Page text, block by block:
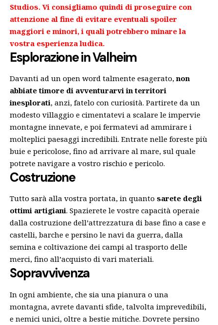
Studios. Vi consigliamo quindi di proseguire con
attenzione al fine di evitare eventuali spoiler
maggiori e minori, i quali potrebbero minare la
vostra esperienza ludica.
Esplorazione in Valheim
Davanti ad un open word talmente esagerato,non
abbiate timore di avventurarvi in territori
inesplorati, anzi, fatelo con curiosità. Partirete da un
modesto villaggio e cimentatevi a scalare le impervie
montagne innevate, e poi fermatevi ad ammirare i
molteplici paesaggi incredibili. Entrate nelle foreste più
buie e pericolose, fino ad arrivare al mare, sul quale
potrete navigare a vostro rischio e pericolo.
Costruzione
Tutto sarà alla vostra portata, in quanto sarete degli
ottimi artigiani. Spazierete le vostre capacità operaie
dalla costruzione dell’attrezzatura di base fino a case e
castelli, barche e persino le navi da guerra, dalla
semina e coltivazione dei campi al trasporto delle
merci, fino all’acquisto di vari materiali.
Sopravvivenza
In ogni ambiente, che sia una pianura o una
montagna, avrete davanti sfide, talvolta imprevedibili,
e nemici unici, oltre a bestie mitiche. Dovrete persino